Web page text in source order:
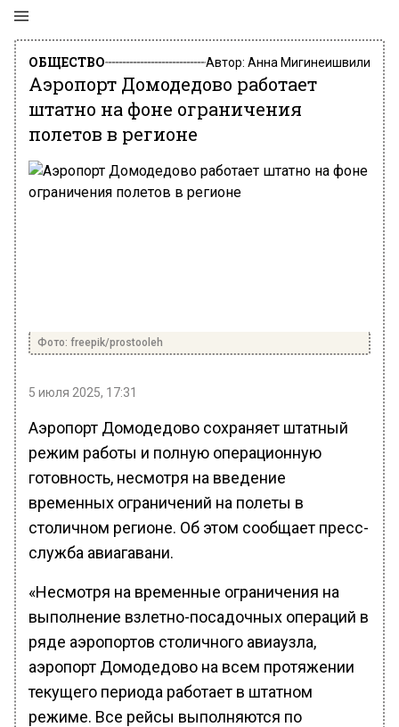
ОБЩЕСТВО Автор: Анна Мигинеишвили
Аэропорт Домодедово работает
штатно на фоне ограничения
полетов в регионе
Фото: freepik/prostooleh
5 июля 2025, 17:31
Аэропорт Домодедово сохраняет штатный
режим работы и полную операционную
готовность, несмотря на введение
временных ограничений на полеты в
столичном регионе. Об этом сообщает пресс-
служба авиагавани.
«Несмотря на временные ограничения на
выполнение взлетно-посадочных операций в
ряде аэропортов столичного авиаузла,
аэропорт Домодедово на всем протяжении
текущего периода работает в штатном
режиме. Все рейсы выполняются по